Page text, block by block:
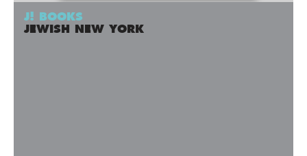
J! BOOKS
JEWISH NEW YORK